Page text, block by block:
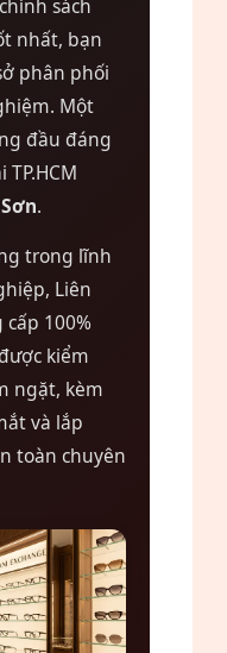
sách
nhất, bạn
phân phối
Một
đầu đáng
.
trong lĩnh
Liên
100%
kiểm
ngặt, kèm
và lắp
toàn chuyên